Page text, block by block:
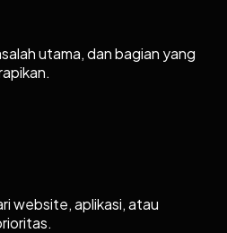
utama, dan bagian yang
website, aplikasi, atau